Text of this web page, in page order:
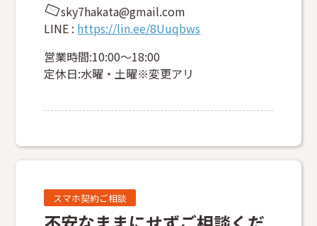
sky7hakata@gmail.com
LINE : https://lin.ee/8Uuqbws
営業時間:10:00～18:00
定休日:水曜・土曜※変更アリ
スマホ契約ご相談